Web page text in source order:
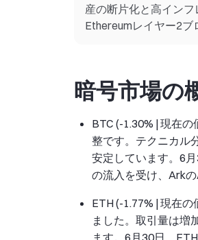
産の断片化と高イン
Ethereumレイヤー2ブ
暗号市場の
BTC (-1.30% | 現在
整です。テクニカル
安定しています。6
の流入を受け、Ark
ETH (-1.77% | 現在
ました。取引量は増
ます。6月30日、